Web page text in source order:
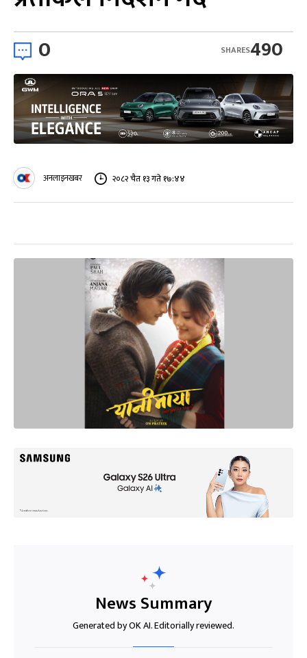
0 490
SHARES
अनलाइनखबर २०८२ चैत १३ गते १७:४४
News Summary
Generated by OK AI. Editorially reviewed.